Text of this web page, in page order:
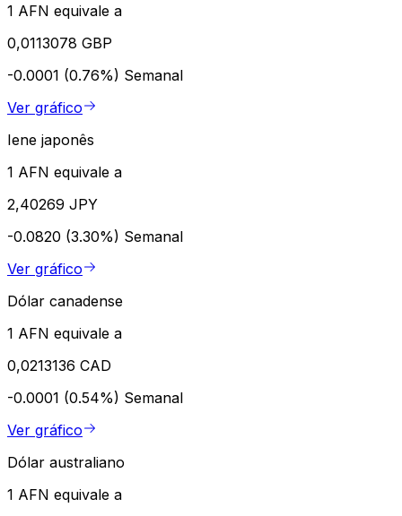
1 AFN equivale a
0,0113078 GBP
-0.0001 (0.76%) Semanal
Ver gráfico
Iene japonês
1 AFN equivale a
2,40269 JPY
-0.0820 (3.30%) Semanal
Ver gráfico
Dólar canadense
1 AFN equivale a
0,0213136 CAD
-0.0001 (0.54%) Semanal
Ver gráfico
Dólar australiano
1 AFN equivale a